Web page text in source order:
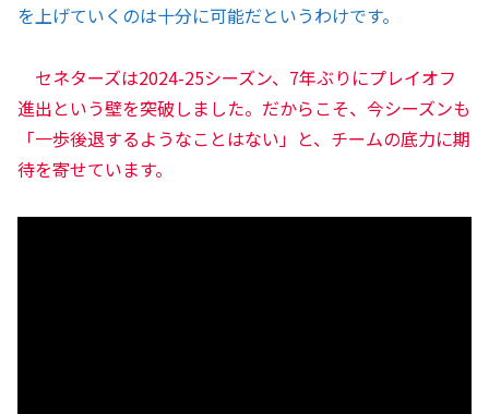
を上げていくのは十分に可能だというわけです。
セネターズは2024-25シーズン、7年ぶりにプレイオフ
進出という壁を突破しました。だからこそ、今シーズンも
「一歩後退するようなことはない」と、チームの底力に期
待を寄せています。